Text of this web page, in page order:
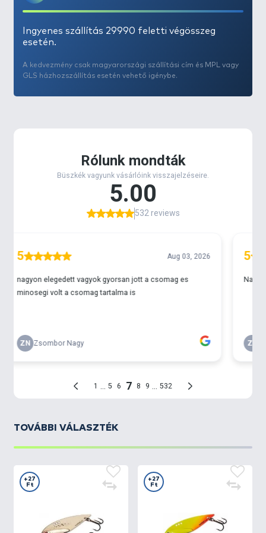
Ingyenes szállítás 29990 feletti végösszeg
esetén.
A kedvezmény csak magyarországi szállítási cím és MPL vagy
GLS házhozszállítás esetén vehető igénybe.
TOVÁBBI VÁLASZTÉK
+27
Ft
+27
Ft